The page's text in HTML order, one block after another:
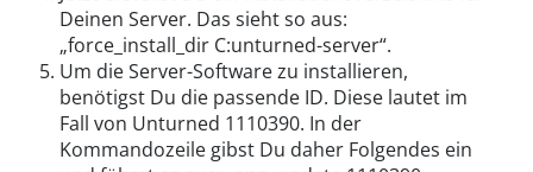
Deinen Server. Das sieht so aus:
„force_install_dir C:unturned-server“.
Um die Server-Software zu installieren,
benötigst Du die passende ID. Diese lautet im
Fall von Unturned 1110390. In der
Kommandozeile gibst Du daher Folgendes ein